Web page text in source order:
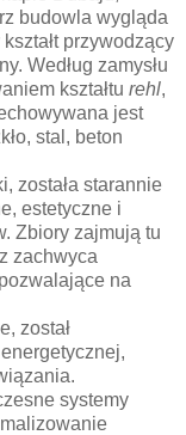
budowla wygląda
przywodzący
Według zamysłu
kształtu rehl,
jest
stal, beton
została starannie
estetyczne i
Zbiory zajmują tu
zachwyca
na
został
systemy